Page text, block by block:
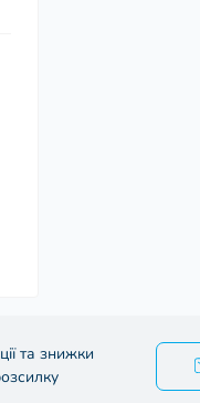
та знижки